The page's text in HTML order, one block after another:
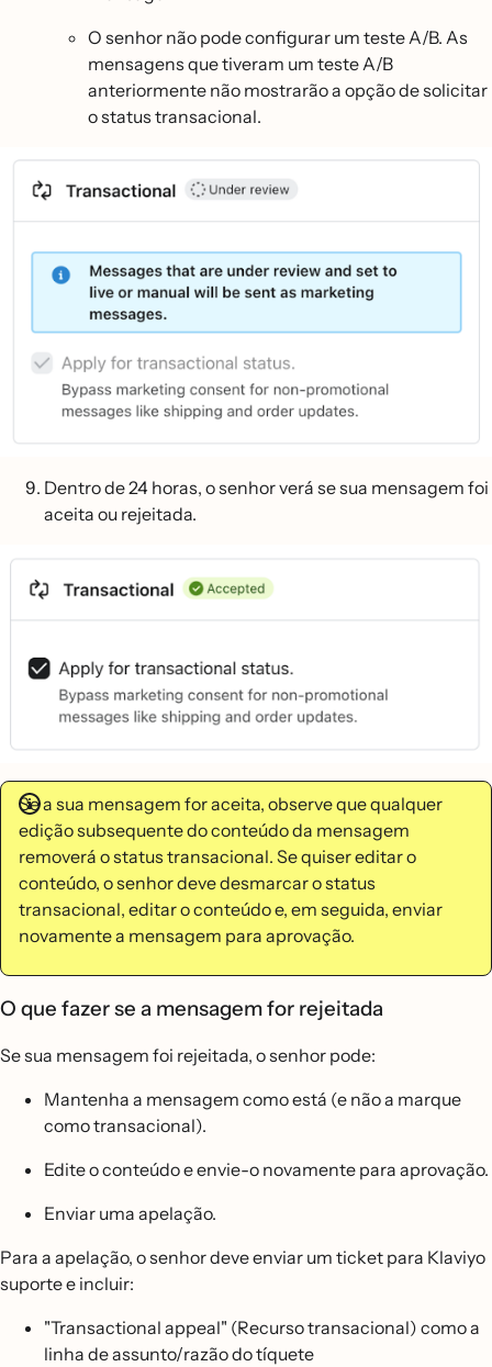
O senhor não pode configurar um teste A/B. As
mensagens que tiveram um teste A/B
anteriormente não mostrarão a opção de solicitar
o status transacional.
Dentro de 24 horas, o senhor verá se sua mensagem foi
aceita ou rejeitada.
Se a sua mensagem for aceita, observe que qualquer
edição subsequente do conteúdo da mensagem
removerá o status transacional. Se quiser editar o
conteúdo, o senhor deve desmarcar o status
transacional, editar o conteúdo e, em seguida, enviar
novamente a mensagem para aprovação.
O que fazer se a mensagem for rejeitada
Se sua mensagem foi rejeitada, o senhor pode:
Mantenha a mensagem como está (e não a marque
como transacional).
Edite o conteúdo e envie-o novamente para aprovação.
Enviar uma apelação.
Para a apelação, o senhor deve enviar um ticket para Klaviyo
suporte e incluir:
"Transactional appeal" (Recurso transacional) como a
linha de assunto/razão do tíquete